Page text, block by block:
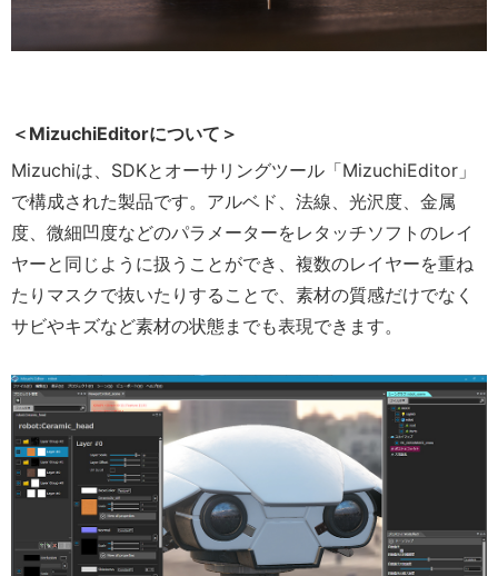
＜MizuchiEditorについて＞
Mizuchiは、SDKとオーサリングツール「MizuchiEditor」
で構成された製品です。アルベド、法線、光沢度、金属
度、微細凹度などのパラメーターをレタッチソフトのレイ
ヤーと同じように扱うことができ、複数のレイヤーを重ね
たりマスクで抜いたりすることで、素材の質感だけでなく
サビやキズなど素材の状態までも表現できます。